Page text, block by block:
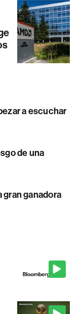
a escuchar
de una
gran ganadora